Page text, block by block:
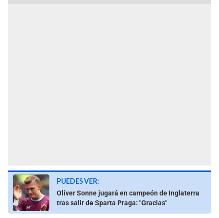
PUEDES VER:
Oliver Sonne jugará en campeón de Inglaterra
tras salir de Sparta Praga: "Gracias"